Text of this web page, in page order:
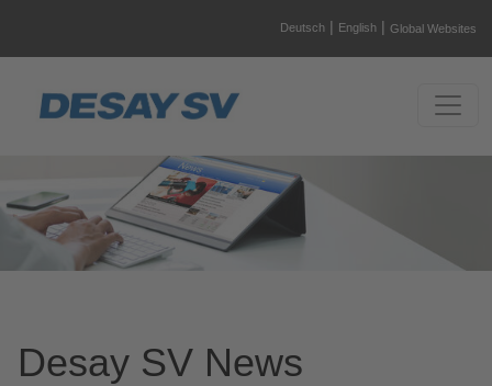
Deutsch | English | Global Websites
Desay SV News